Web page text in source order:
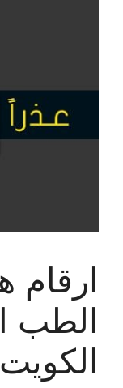
ارقام
الطب
الكويت